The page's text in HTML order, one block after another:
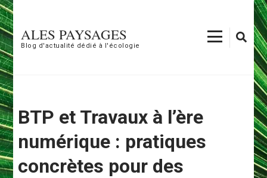
Aller
au
contenu
(Pressez
Entrée)
ALES PAYSAGES
Blog d'actualité dédié à l'écologie
BTP et Travaux à l’ère
numérique : pratiques
concrètes pour des